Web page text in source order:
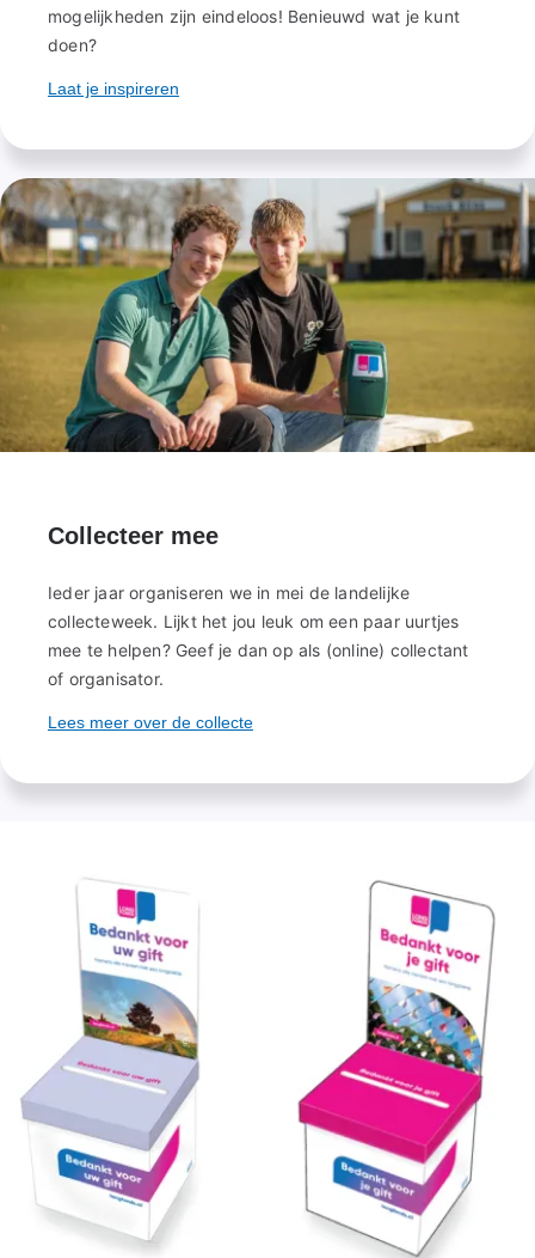
mogelijkheden zijn eindeloos! Benieuwd wat je kunt
doen?
Laat je inspireren
Collecteer mee
Ieder jaar organiseren we in mei de landelijke
collecteweek. Lijkt het jou leuk om een paar uurtjes
mee te helpen? Geef je dan op als (online) collectant
of organisator.
Lees meer over de collecte